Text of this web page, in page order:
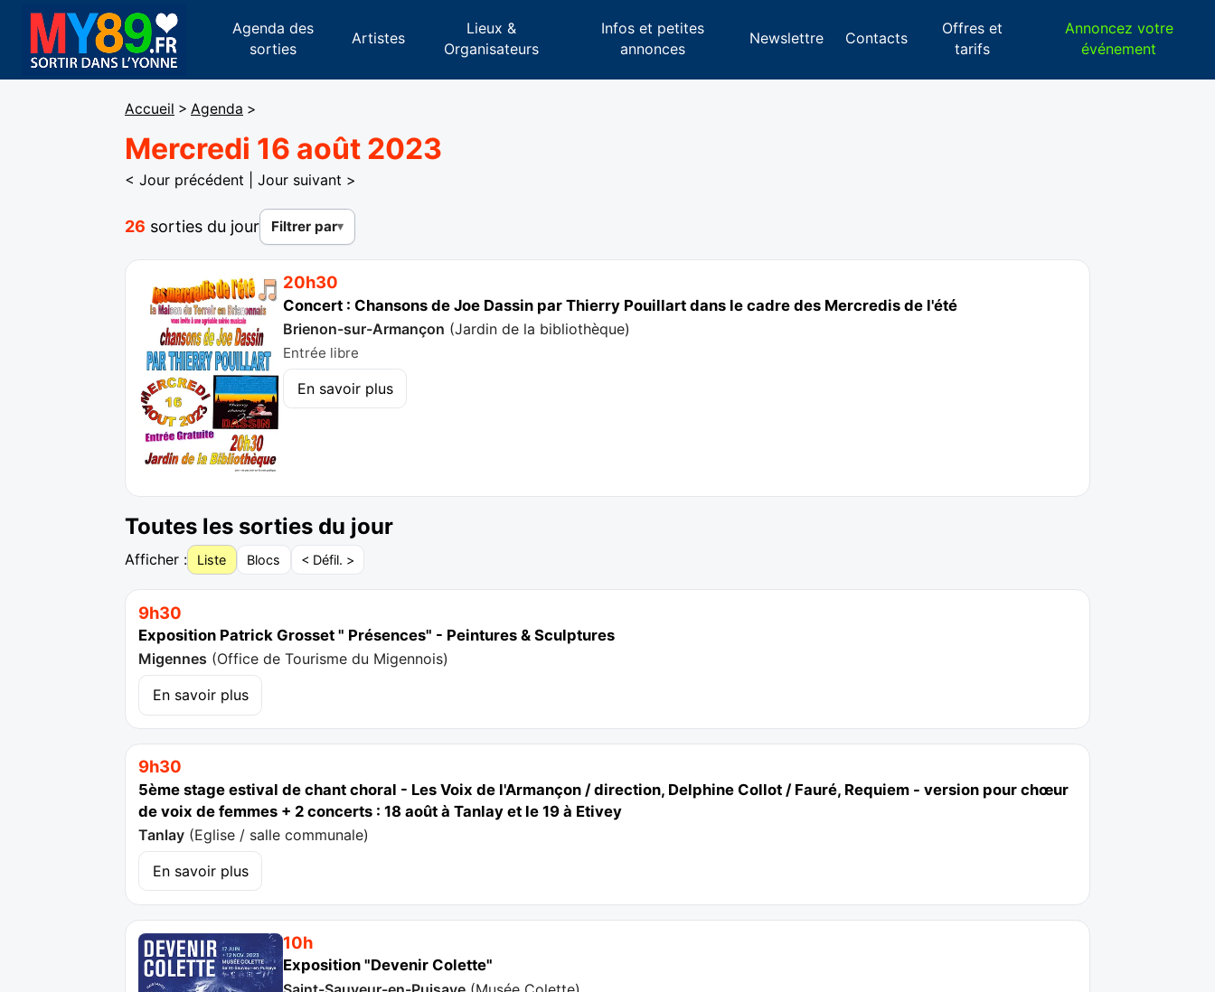
Agenda des
sorties
Artistes
Lieux &
Organisateurs
Infos et petites
annonces
Newslettre Contacts
Offres et
tarifs
Annoncez votre
événement
Accueil > Agenda >
Mercredi 16 août 2023
< Jour précédent Jour suivant >
26 sorties du jour Filtrer par
20h30
Concert : Chansons de Joe Dassin par Thierry Pouillart dans le cadre des Mercredis de l'été
Brienon-sur-Armançon (Jardin de la bibliothèque)
Entrée libre
En savoir plus
Toutes les sorties du jour
Afficher : Liste Blocs < Défil. >
9h30
Exposition Patrick Grosset " Présences" - Peintures & Sculptures
Migennes (Office de Tourisme du Migennois)
En savoir plus
9h30
5ème stage estival de chant choral - Les Voix de l'Armançon / direction, Delphine Collot / Fauré, Requiem - version pour chœur
de voix de femmes + 2 concerts : 18 août à Tanlay et le 19 à Etivey
Tanlay (Eglise / salle communale)
En savoir plus
10h
Exposition "Devenir Colette"